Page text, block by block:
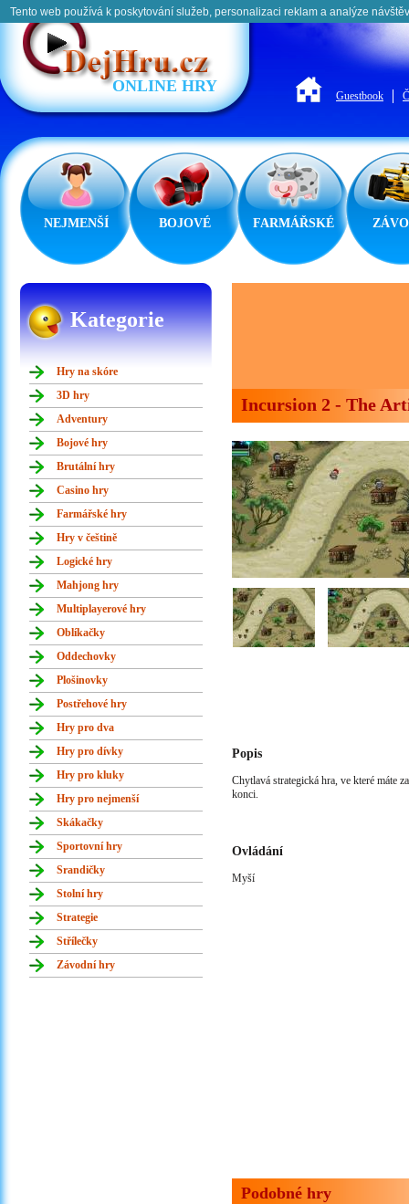
Tento web používá k poskytování služeb, personalizaci reklam a analýze
ONLINE HRY
Guestbook
NEJMENŠÍ BOJOVÉ FARMÁŘSKÉ
Kategorie
Hry na skóre
3D hry
Adventury
Bojové hry
Brutální hry
Casino hry
Farmářské hry
Hry v češtině
Logické hry
Mahjong hry
Multiplayerové hry
Oblíkačky
Oddechovky
Plošinovky
Postřehové hry
Hry pro dva
Hry pro dívky
Hry pro kluky
Hry pro nejmenší
Skákačky
Sportovní hry
Srandičky
Stolní hry
Strategie
Střílečky
Závodní hry
Incursion 2 - The
Popis
Chytlavá strategická hra, ve které máte
konci.
Ovládání
Myší
Podobné hry